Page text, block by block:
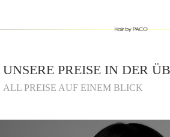
UNSERE PREISE IN DER
ALL PREISE AUF EINEM BLICK